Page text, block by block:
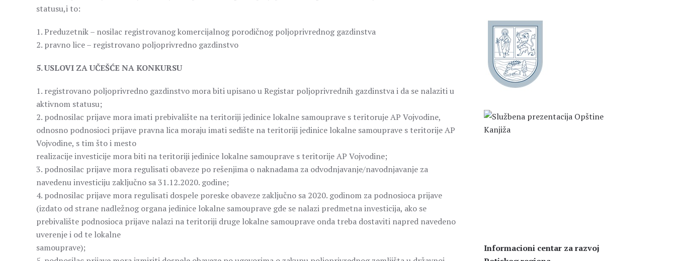
statusu,i to:
1. Preduzetnik – nosilac registrovanog komercijalnog porodičnog poljoprivrednog gazdinstva
2. pravno lice – registrovano poljoprivredno gazdinstvo
5. USLOVI ZA UČEŠĆE NA KONKURSU
1. registrovano poljoprivredno gazdinstvo mora biti upisano u Registar poljoprivrednih gazdinstva i da se nalaziti u
aktivnom statusu;
2. podnosilac prijave mora imati prebivalište na teritoriji jedinice lokalne samouprave s teritoruje AP Vojvodine,
odnosno podnosioci prijave pravna lica moraju imati sedište na teritoriji jedinice lokalne samouprave s teritorije AP
Vojvodine, s tim što i mesto
realizacije investicije mora biti na teritoriji jedinice lokalne samouprave s teritorije AP Vojvodine;
3. podnosilac prijave mora regulisati obaveze po rešenjima o naknadama za odvodnjavanje/navodnjavanje za
navedenu investiciju zaključno sa 31.12.2020. godine;
4. podnosilac prijave mora regulisati dospele poreske obaveze zaključno sa 2020. godinom za podnosioca prijave
(izdato od strane nadležnog organa jedinice lokalne samouprave gde se nalazi predmetna investicija, ako se
prebivalište podnosioca prijave nalazi na teritoriji druge lokalne samouprave onda treba dostaviti napred navedeno
uverenje i od te lokalne
samouprave);
Informacioni centar za razvoj